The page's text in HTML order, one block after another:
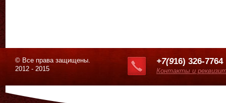
© Все права защищены.
2012 - 2015
+7(916) 326-7764
Контакты и